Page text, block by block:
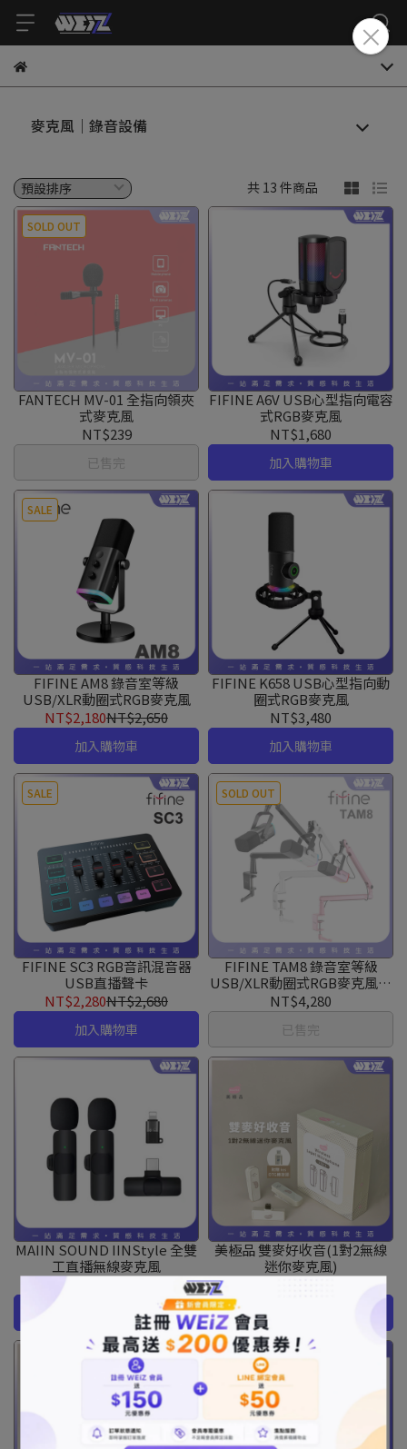
麥克風｜錄音設備
共 13 件商品
SOLD OUT
FANTECH MV-01 全指向領夾
式麥克風
NT$239
已售完
FIFINE A6V USB心型指向電容
式RGB麥克風
NT$1,680
加入購物車
SALE
FIFINE AM8 錄音室等級
USB/XLR動圈式RGB麥克風
NT$2,180NT$2,650
加入購物車
FIFINE K658 USB心型指向動
圈式RGB麥克風
NT$3,480
加入購物車
SALE
FIFINE SC3 RGB音訊混音器
USB直播聲卡
NT$2,280NT$2,680
加入購物車
SOLD OUT
FIFINE TAM8 錄音室等級
USB/XLR動圈式RGB麥克風懸
臂組
NT$4,280
已售完
MAIIN SOUND IINStyle 全雙
工直播無線麥克風
加入購物車
美極品 雙麥好收音(1對2無線
迷你麥克風)